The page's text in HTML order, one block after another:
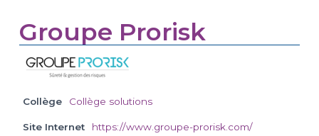
Groupe Prorisk
Collège Collège solutions
Site Internet https://www.groupe-prorisk.com/